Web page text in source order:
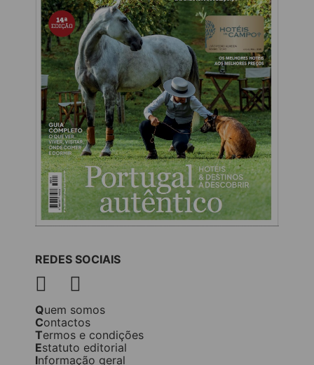
REDES SOCIAIS
Quem somos
Contactos
Termos e condições
Estatuto editorial
Informação geral